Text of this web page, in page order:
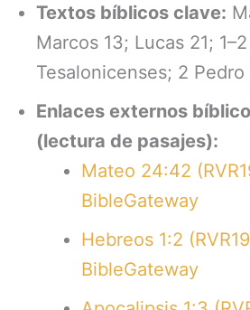
Textos bíblicos clave:
Marcos 13; Lucas 21; 1–2
Tesalonicenses; 2 Pedro
Enlaces externos
(lectura de pasajes):
Mateo 24:42
BibleGateway
Hebreos 1:2
BibleGateway